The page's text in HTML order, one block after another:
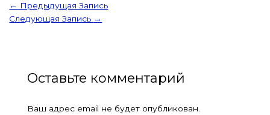
← Предыдущая Запись
Следующая Запись →
Оставьте комментарий
Ваш адрес email не будет опубликован.